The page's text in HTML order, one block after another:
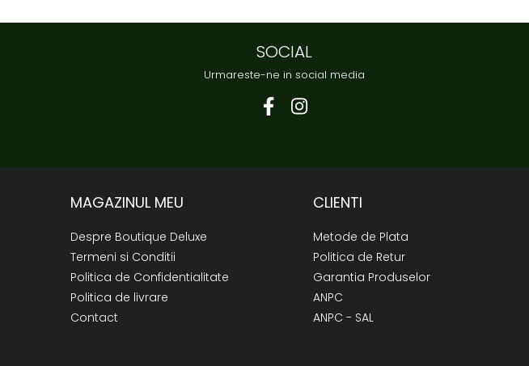
SOCIAL
Urmareste-ne in social media
MAGAZINUL MEU
Despre Boutique Deluxe
Termeni si Conditii
Politica de Confidentialitate
Politica de livrare
Contact
CLIENTI
Metode de Plata
Politica de Retur
Garantia Produselor
ANPC
ANPC - SAL